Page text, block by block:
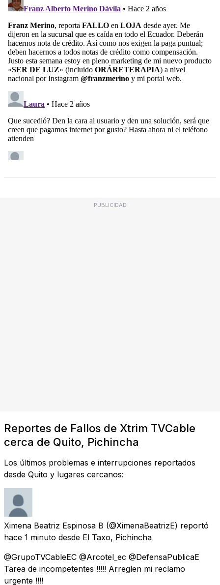
PUBLICIDAD
Reportes de Fallos de Xtrim TVCable
cerca de Quito, Pichincha
Los últimos problemas e interrupciones reportados
desde Quito y lugares cercanos:
Ximena Beatriz Espinosa B (@XimenaBeatrizE) reportó
hace 1 minuto desde El Taxo, Pichincha
@GrupoTVCableEC @Arcotel_ec @DefensaPublicaE
Tarea de incompetentes !!!!! Arreglen mi reclamo
urgente !!!!